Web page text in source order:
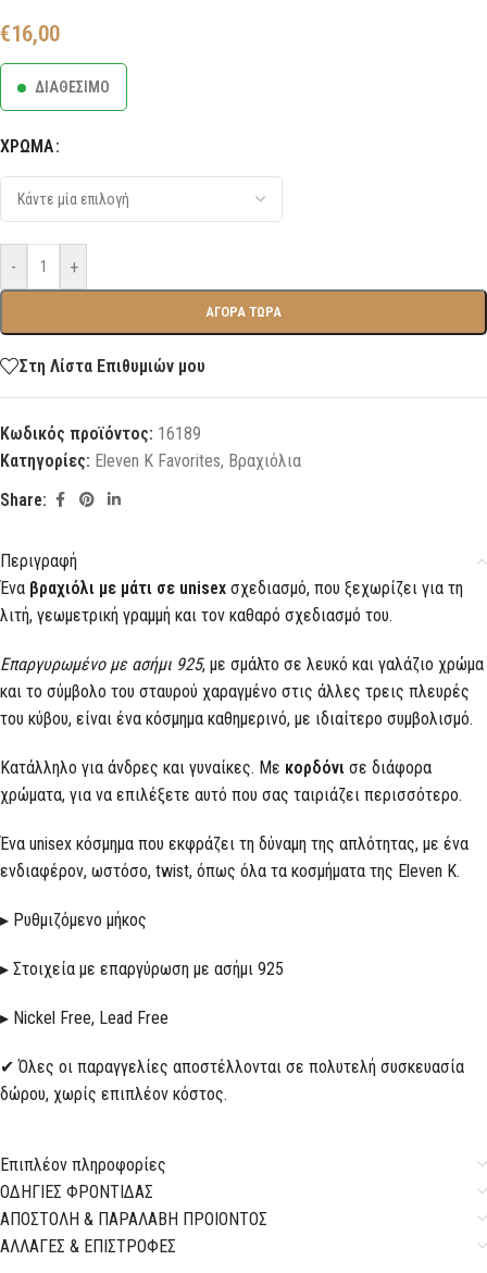
€16,00
ΔΙΑΘΕΣΙΜΟ
ΧΡΩΜΑ
- +
ΑΓΟΡΑ ΤΩΡΑ
Στη Λίστα Επιθυμιών μου
Κωδικός προϊόντος: 16189
Κατηγορίες: Eleven K Favorites, Βραχιόλια
Share:
Περιγραφή
Ένα βραχιόλι με μάτι σε unisex σχεδιασμό, που ξεχωρίζει για τη
λιτή, γεωμετρική γραμμή και τον καθαρό σχεδιασμό του.
Επαργυρωμένο με ασήμι 925, με σμάλτο σε λευκό και γαλάζιο χρώμα
και το σύμβολο του σταυρού χαραγμένο στις άλλες τρεις πλευρές
του κύβου, είναι ένα κόσμημα καθημερινό, με ιδιαίτερο συμβολισμό.
Κατάλληλο για άνδρες και γυναίκες. Με κορδόνι σε διάφορα
χρώματα, για να επιλέξετε αυτό που σας ταιριάζει περισσότερο.
Ένα unisex κόσμημα που εκφράζει τη δύναμη της απλότητας, με ένα
ενδιαφέρον, ωστόσο, twist, όπως όλα τα κοσμήματα της Eleven K.
▸ Ρυθμιζόμενο μήκος
▸ Στοιχεία με επαργύρωση με ασήμι 925
▸ Nickel Free, Lead Free
✔ Όλες οι παραγγελίες αποστέλλονται σε πολυτελή συσκευασία
δώρου, χωρίς επιπλέον κόστος.
Επιπλέον πληροφορίες
ΟΔΗΓΙΕΣ ΦΡΟΝΤΙΔΑΣ
ΑΠΟΣΤΟΛΗ & ΠΑΡΑΛΑΒΗ ΠΡΟΙΟΝΤΟΣ
ΑΛΛΑΓΕΣ & ΕΠΙΣΤΡΟΦΕΣ